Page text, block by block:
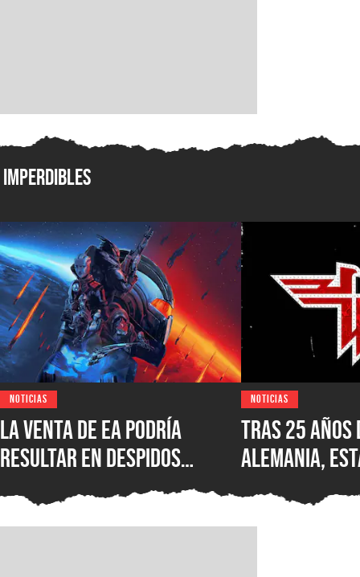
Imperdibles
NOTICIAS
La venta de EA podría
resultar en despidos
masivos y la venta de
estudios como BioWare,
NOTICIAS
Tras 25 años
Alemania,
disponible